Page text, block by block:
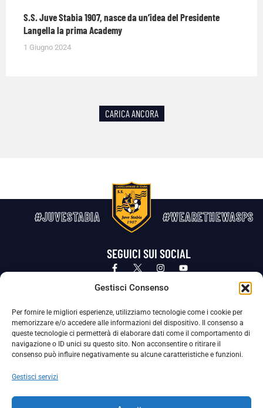
Gestisci Consenso
Per fornire le migliori esperienze, utilizziamo tecnologie come i cookie per
memorizzare e/o accedere alle informazioni del dispositivo. Il consenso a
queste tecnologie ci permetterà di elaborare dati come il comportamento di
navigazione o ID unici su questo sito. Non acconsentire o ritirare il
consenso può influire negativamente su alcune caratteristiche e funzioni.
Gestisci servizi
S.S. Juve Stabia 1907, nasce da un’idea del Presidente
Langella la prima Academy
1 Giugno 2024
CARICA ANCORA
#JUVESTABIA #WEARETHEWASPS
SEGUICI SUI SOCIAL
Privacy Policy Cookie Policy
La Società ha nominato il Responsabile della Protezione dei Dati Personali (DPO), figura specializzata che vigila sulle modalità
adottate dalla nostra Società per tutelare i Suoi dati personali.
Per contattare il DPO può scrivere a